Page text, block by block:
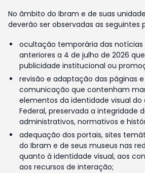
No âmbito do Ibram e de suas
deverão ser observadas as seguintes
ocultação temporária das notícias
anteriores a 4 de julho de 2026
publicidade institucional ou
revisão e adaptação das páginas
comunicação que contenham
elementos da identidade visual do
Federal, preservada a integridade
administrativos, normativos e
adequação dos portais, sites
do Ibram e de seus museus nas
quanto à identidade visual, aos
aos recursos de interação;